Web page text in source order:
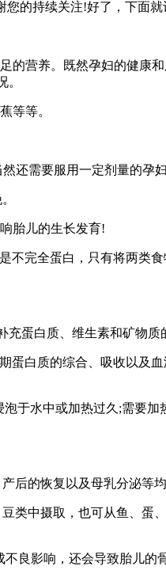
的持续关注!好了，下面就
的营养。既然孕妇的健康
等等。
还需要服用一定剂量的孕
胎儿的生长发育!
不完全蛋白，只有将两类
蛋白质、维生素和矿物质
白质的综合、吸收以及
于水中或加热过久;需要加
后的恢复以及母乳分泌等均
类中摄取，也可从鱼、蛋
良影响，还会导致胎儿的